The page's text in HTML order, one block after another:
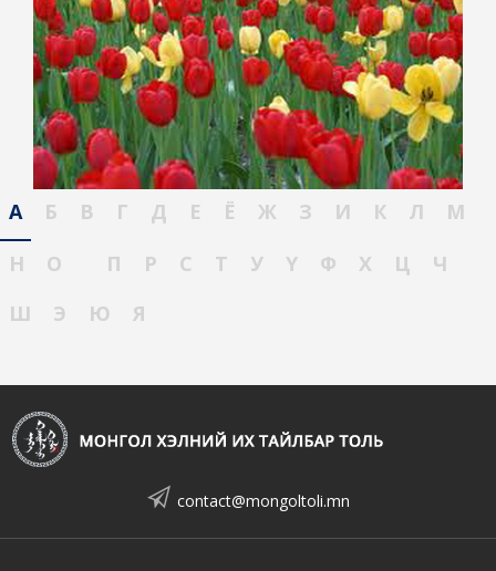
А Б В Г Д Е Ё Ж З И К Л
М
Н
О П Р С Т У Ү Ф Х Ц
Ч
Ш
Э Ю Я
contact@mongoltoli.mn